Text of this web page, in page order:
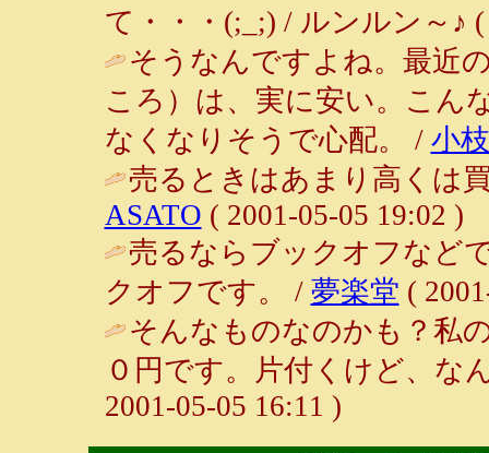
て・・・(;_;) / ルンルン～♪ (
そうなんですよね。最近
ころ）は、実に安い。こん
なくなりそうで心配。 / 小枝
売るときはあまり高くは
ASATO ( 2001-05-05 19:02 )
売るならブックオフなど
クオフです。 / 夢楽堂 (
そんなものなのかも？私
０円です。片付くけど、な
2001-05-05 16:11 )